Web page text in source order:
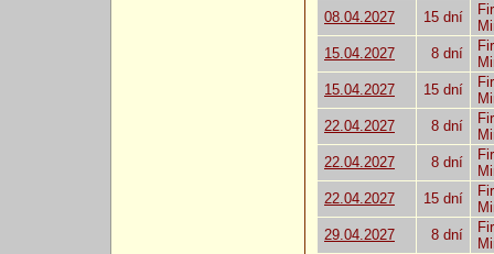
08.04.2027
15 dní
15.04.2027
8 dní
15.04.2027
15 dní
22.04.2027
8 dní
22.04.2027
8 dní
22.04.2027
15 dní
29.04.2027
8 dní